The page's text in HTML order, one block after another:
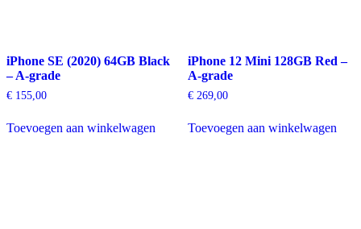
iPhone SE (2020) 64GB Black
– A-grade
€ 155,00
Toevoegen aan winkelwagen
iPhone 12 Mini 128GB Red –
A-grade
€269,00
Toevoegen aan winkelwagen